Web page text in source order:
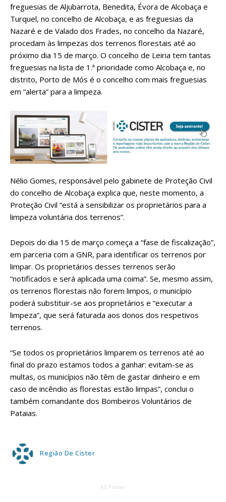
freguesias de Aljubarrota, Benedita, Évora de Alcobaça e
Turquel, no concelho de Alcobaça, e as freguesias da
Nazaré e de Valado dos Frades, no concelho da Nazaré,
procedam às limpezas dos terrenos florestais até ao
próximo dia 15 de março. O concelho de Leiria tem tantas
freguesias na lista de 1.ª prioridade como Alcobaça e, no
distrito, Porto de Mós é o concelho com mais freguesias
em “alerta” para a limpeza.
Nélio Gomes, responsável pelo gabinete de Proteção Civil
do concelho de Alcobaça explica que, neste momento, a
Proteção Civil “está a sensibilizar os proprietários para a
limpeza voluntária dos terrenos”.
Depois do dia 15 de março começa a “fase de fiscalização”,
em parceria com a GNR, para identificar os terrenos por
limpar. Os proprietários desses terrenos serão
“notificados e será aplicada uma coima”. Se, mesmo assim,
os terrenos florestais não forem limpos, o município
poderá substituir-se aos proprietários e “executar a
limpeza”, que será faturada aos donos dos respetivos
terrenos.
“Se todos os proprietários limparem os terrenos até ao
final do prazo estamos todos a ganhar: evitam-se as
multas, os municípios não têm de gastar dinheiro e em
caso de incêndio as florestas estão limpas”, conclui o
também comandante dos Bombeiros Voluntários de
Pataias.
Região De Cister
AD Footer